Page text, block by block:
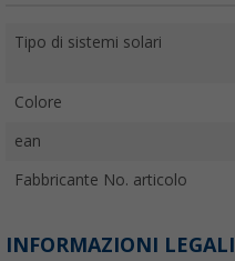
Tipo di sistemi solari
Colore
ean
Fabbricante No. articolo
INFORMAZIONI LEGALI